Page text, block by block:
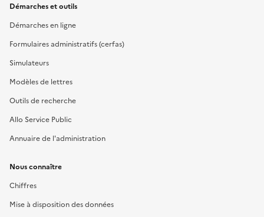
Démarches et outils
Démarches en ligne
Formulaires administratifs (cerfas)
Simulateurs
Modèles de lettres
Outils de recherche
Allo Service Public
Annuaire de l'administration
Nous connaître
Chiffres
Mise à disposition des données